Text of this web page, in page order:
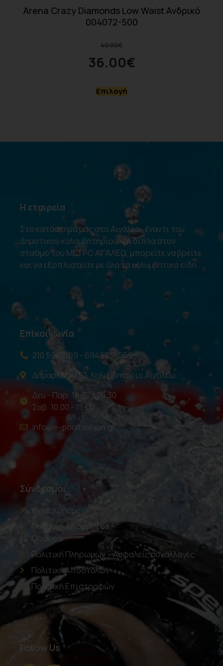
Arena Crazy Diamonds Low Waist Aνδρικό
004072-500
40.00€
36.00€
Επιλογή
Η εταιρεία
Στο κατάστημά μας στο Αιγάλεω, έναντι του
Δημοτικού κολυμβητηρίου και δίπλα στον
σταθμό του ΜΕΤΡΟ ΑΙΓΑΛΕΩ, μπορείτε να βρείτε
και να εξοπλιστείτε με όλα τα κολυμβητικά είδη.
Επικοινωνία
210 5989159 - 6945238569
Δημαρχείου 52, Κολυμβητήριο Αιγάλεω
Δευ - Παρ: 10.30 - 20.30
Σαβ: 10.00 - 15.00
info@e-poolfashion.gr
Σύνδεσμοι
Όροι Χρήσης
Πολιτική Απορρήτου –
Cookies
Πολιτική Πληρωμών – Ασφαλείς συναλλαγές
Πολιτική Αποστολών
Πολιτική Επιστροφών
Follow Us